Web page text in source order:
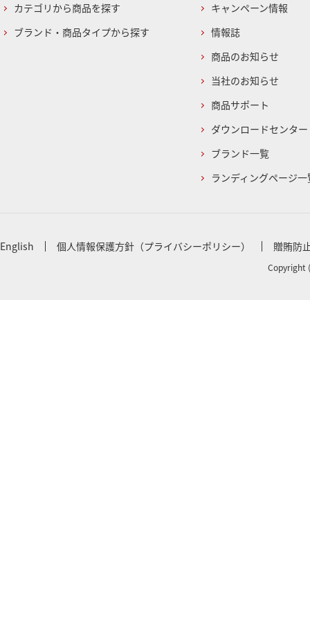
カテゴリから商品を探す
ブランド・商品タイプから探す
キャンペーン情報
情報誌
商品のお知らせ
当社のお知らせ
商品サポート
ダウンロードセンター
ブランド一覧
ランディングページ一
English 個人情報保護方針（プライバシーポリシー） 贈賄防
Copyright